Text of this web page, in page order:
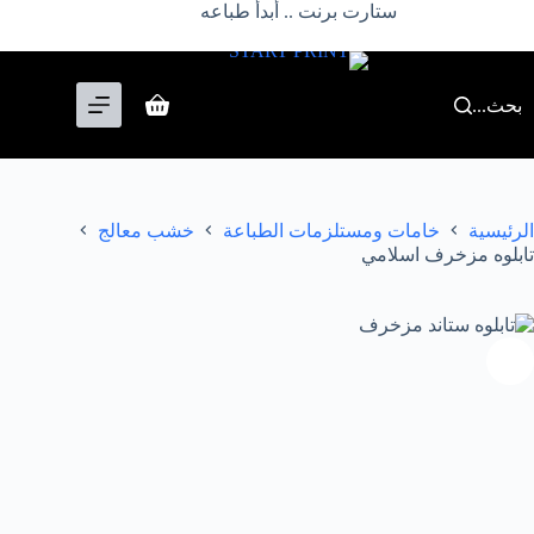
المحتوى
ستارت برنت .. أبدأ طباعه
بحث...
عربة
الرئيسية خامات ومستلزمات الطباعة
خشب معالج
تابلوه مزخرف اسلامي